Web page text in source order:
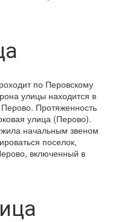
по Перовскому
улицы находится в
Протяженность
улица (Перово).
начальным звеном
поселок,
включенный в